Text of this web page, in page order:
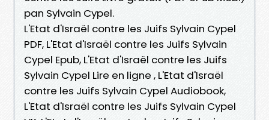
pan Sylvain Cypel.
L'Etat d'Israël contre les Juifs Sylvain Cypel
PDF, L'Etat d'Israël contre les Juifs Sylvain
Cypel Epub, L'Etat d'Israël contre les Juifs
Sylvain Cypel Lire en ligne , L'Etat d'Israël
contre les Juifs Sylvain Cypel Audiobook,
L'Etat d'Israël contre les Juifs Sylvain Cypel